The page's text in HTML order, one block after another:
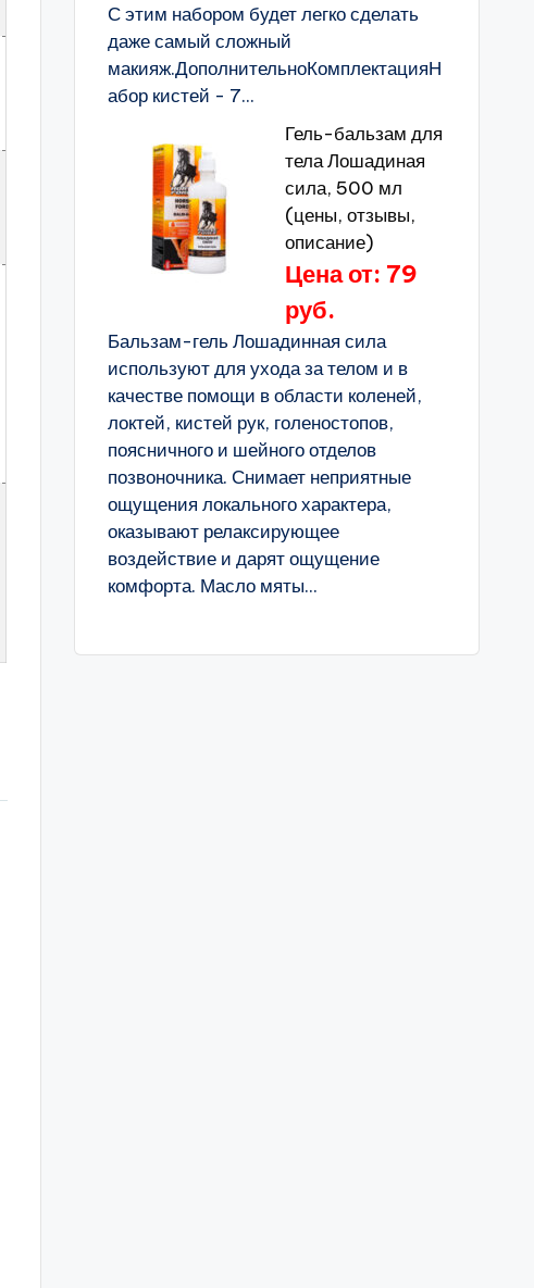
С этим набором будет легко сделать
даже самый сложный
макияж.ДополнительноКомплектацияН
абор кистей - 7...
Гель-бальзам для
тела Лошадиная
сила, 500 мл
(цены, отзывы,
описание)
Цена от: 79
руб.
Бальзам-гель Лошадинная сила
используют для ухода за телом и в
качестве помощи в области коленей,
локтей, кистей рук, голеностопов,
поясничного и шейного отделов
позвоночника. Снимает неприятные
ощущения локального характера,
оказывают релаксирующее
воздействие и дарят ощущение
комфорта. Масло мяты...